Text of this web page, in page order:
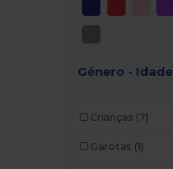
Género - Idade
Crianças (7)
Garotas (1)